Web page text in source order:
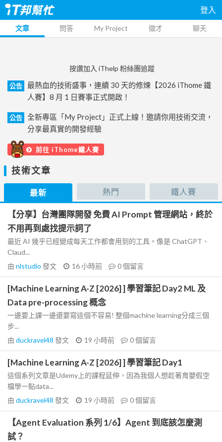
登入
文章 問答 My Project 徵才 聊天
按讚加入 iThelp 粉絲團追蹤
公告
最熱血的技術盛事，連續 30 天的修煉【2026 iThome 鐵
人賽】8 月 1 日賽事正式開啟！
公告
全新專區「My Project」正式上線！邀請你用技術交流，
分享最真實的開發經驗
前往 iThome鐵人賽
技術文章
最新 熱門 鐵人賽
【分享】台灣團隊開發 免費 AI Prompt 管理網站，終於
不用再到處找提示詞了
最近 AI 幾乎已經變成每天工作都會用到的工具。像是 ChatGPT、
Claud...
由 nlstudio 發文 16 小時前 0個留言
[Machine Learning A-Z [2026] ] 學習筆記 Day2 ML 及
Data pre-processing 概念
一邊要上課一邊還要寫這個不容易! 整個machine learning分成三個
步...
由 duckravel48 發文 19 小時前 0個留言
[Machine Learning A-Z [2026] ] 學習筆記 Day1
這個系列文章是Udemy上的課程延伸，因為我個人想趁著育嬰假空
檔學一點data...
由 duckravel48 發文 19 小時前 0個留言
【Agent Evaluation 系列 1/6】Agent 到底該怎麼測
試？